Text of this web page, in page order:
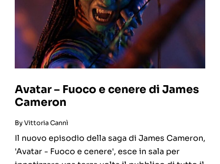
Avatar – Fuoco e cenere di James
Cameron
ByVittoria Cannì
Il nuovo episodio della saga di James Cameron,
'Avatar - Fuoco e cenere', esce in sala per